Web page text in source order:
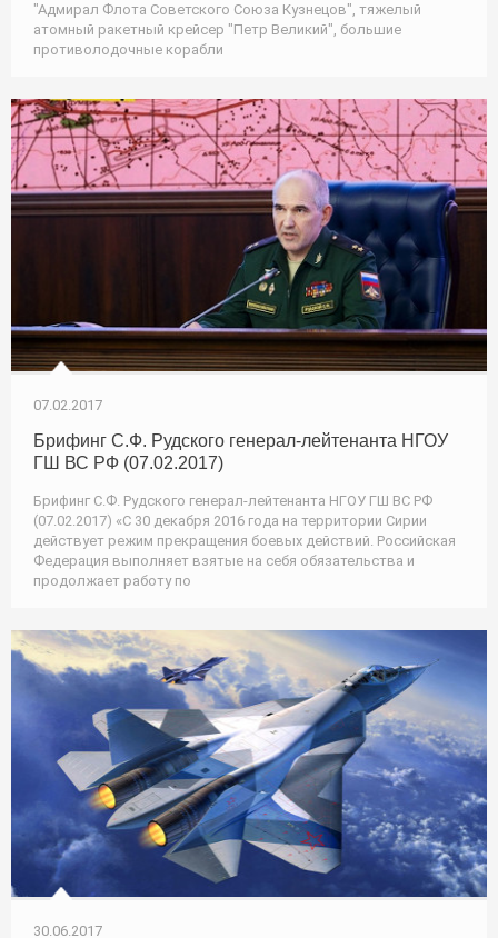
"Адмирал Флота Советского Союза Кузнецов", тяжелый
атомный ракетный крейсер "Петр Великий", большие
противолодочные корабли
07.02.2017
Брифинг С.Ф. Рудского генерал-лейтенанта НГОУ
ГШ ВС РФ (07.02.2017)
Брифинг С.Ф. Рудского генерал-лейтенанта НГОУ ГШ ВС РФ
(07.02.2017) «С 30 декабря 2016 года на территории Сирии
действует режим прекращения боевых действий. Российская
Федерация выполняет взятые на себя обязательства и
продолжает работу по
30.06.2017